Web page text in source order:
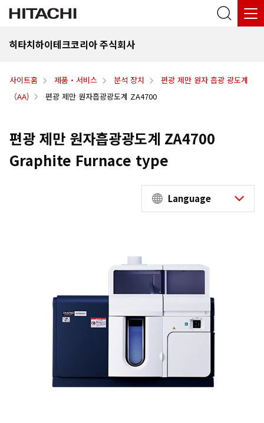
히타치하이테크코리아 주식회사
사이트홈 제품・서비스 분석 장치
편광 제만 원자 흡광 광도계
（AA)
편광 제만 원자흡광광도계 ZA4700
편광 제만 원자흡광광도계 ZA4700
Graphite Furnace type
Language